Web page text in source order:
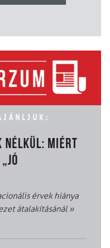
NÉLKÜL: MIÉRT
érvek hiánya
átalakításánál»